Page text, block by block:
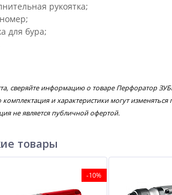
рукоятка;
для бура;
сверяйте информацию о товаре Перфоратор
комплектация и характеристики могут
не является публичной офертой.
товары
-10%